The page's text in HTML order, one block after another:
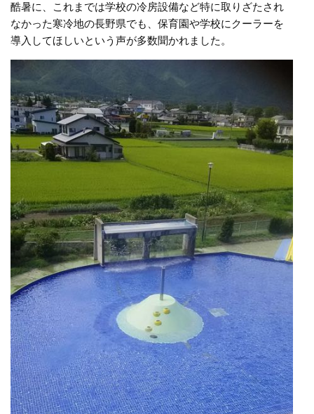
酷暑に、これまでは学校の冷房設備など特に取りざたされ
なかった寒冷地の長野県でも、保育園や学校にクーラーを
導入してほしいという声が多数聞かれました。